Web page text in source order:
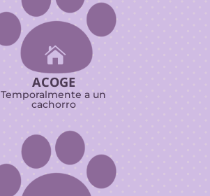

ACOGE
Temporalmente a un
cachorro